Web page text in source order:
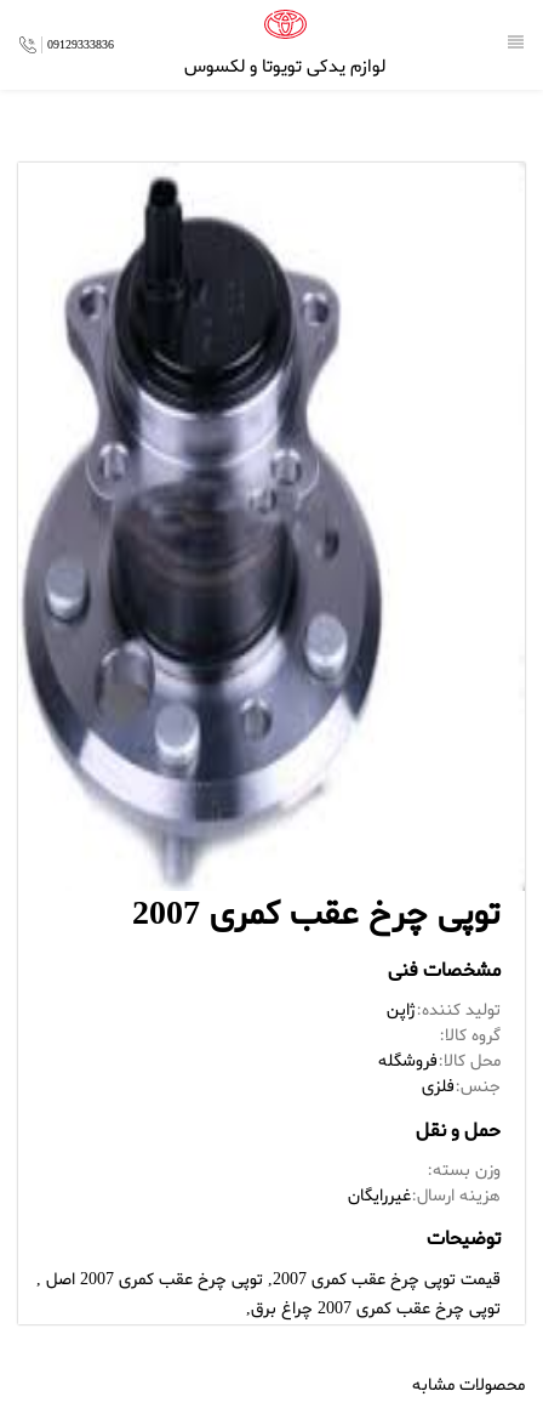
لوازم یدکی تویوتا و لکسوس
09129333836
توپی چرخ عقب کمری 2007
مشخصات فنی
تولید کننده:ژاپن
گروه کالا:
محل کالا:فروشگله
جنس:فلزی
حمل و نقل
وزن بسته:
هزینه ارسال:غیررایگان
توضیحات
قیمت توپی چرخ عقب کمری 2007, توپی چرخ عقب کمری 2007 اصل ,
توپی چرخ عقب کمری 2007 چراغ برق,
محصولات مشابه